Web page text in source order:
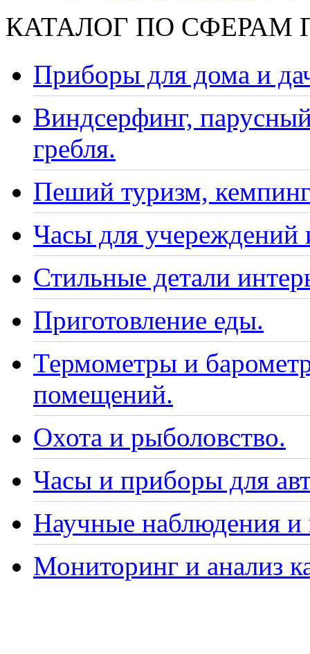
КАТАЛОГ ПО СФЕРАМ
Приборы для дома и
Виндсерфинг,
гребля.
Пеший туризм,
Часы для учереждений
Стильные детали
Приготовление еды.
Термометры и
помещений.
Охота и рыболовство.
Часы и приборы для
Научные наблюдения и
Мониторинг и анализ